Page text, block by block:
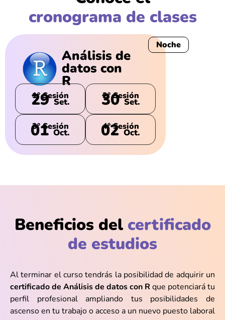
cronograma de clases
Análisis de
datos con
R
Noche
1° Sesión
29Set.
2° Sesión
30Set.
3° Sesión
01Oct.
4° Sesión
02Oct.
Beneficios delcertificado
de estudios
Al terminar el curso tendrás la posibilidad de adquirir un
certificado de Análisis de datos con R que potenciará tu
perfil profesional ampliando tus posibilidades de
ascenso en tu trabajo o acceso a un nuevo puesto laboral